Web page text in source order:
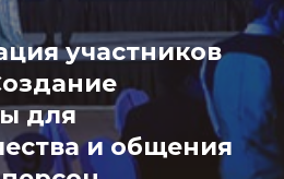
участников
для
и общения